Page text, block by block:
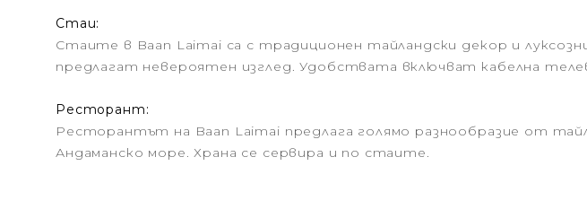
Стаи:
Стаите в Baan Laimai са с традиционен тайландски декор и
предлагат невероятен изглед. Удобствата включват кабелна
Ресторант:
Ресторантът на Baan Laimai предлага голямо разнообразие от
Андаманско море. Храна се сервира и по стаите.